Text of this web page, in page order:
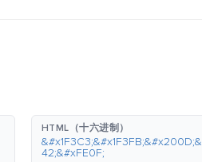
HTML（十六进制）
42;&#xFE0F;